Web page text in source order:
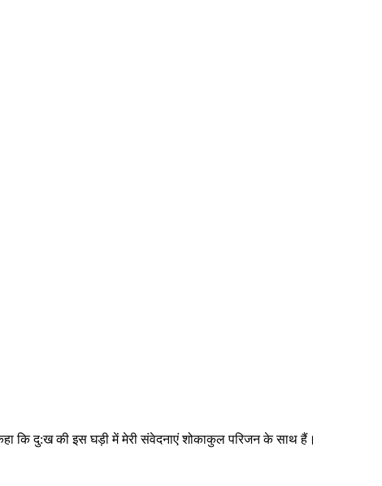
कि दु:ख की इस घड़ी में मेरी संवेदनाएं शोकाकुल परिजन के साथ हैं।